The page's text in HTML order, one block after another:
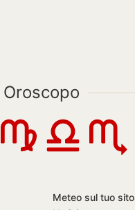
Oroscopo
Meteo sul tuo sito